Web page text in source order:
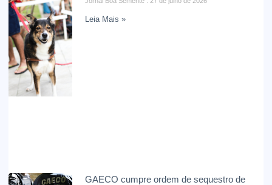
Leia Mais »
GAECO cumpre ordem de sequestro de